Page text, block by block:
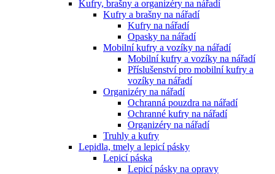
Kufry, brašny a organizéry na nářadí
Kufry a brašny na nářadí
Kufry na nářadí
Opasky na nářadí
Mobilní kufry a vozíky na nářadí
Mobilní kufry a vozíky na nářadí
Příslušenství pro mobilní kufry a
vozíky na nářadí
Organizéry na nářadí
Ochranná pouzdra na nářadí
Ochranné kufry na nářadí
Organizéry na nářadí
Truhly a kufry
Lepidla, tmely a lepicí pásky
Lepicí páska
Lepicí pásky na opravy